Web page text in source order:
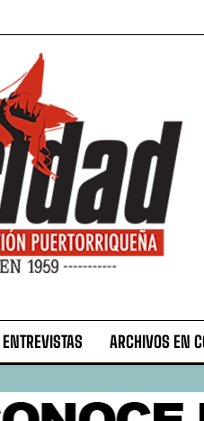
ENTREVISTAS ARCHIVOS EN